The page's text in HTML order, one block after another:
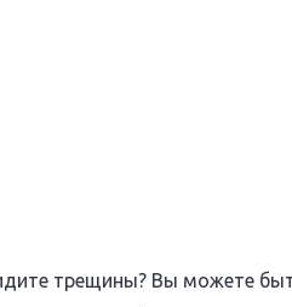
трещины? Вы можете